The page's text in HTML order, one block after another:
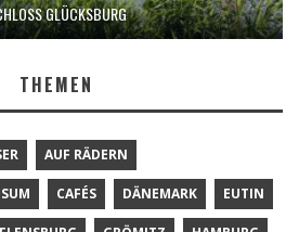
GLÜCKSBURG
THEMEN
AUF RÄDERN
CAFÉS DÄNEMARK EUTIN